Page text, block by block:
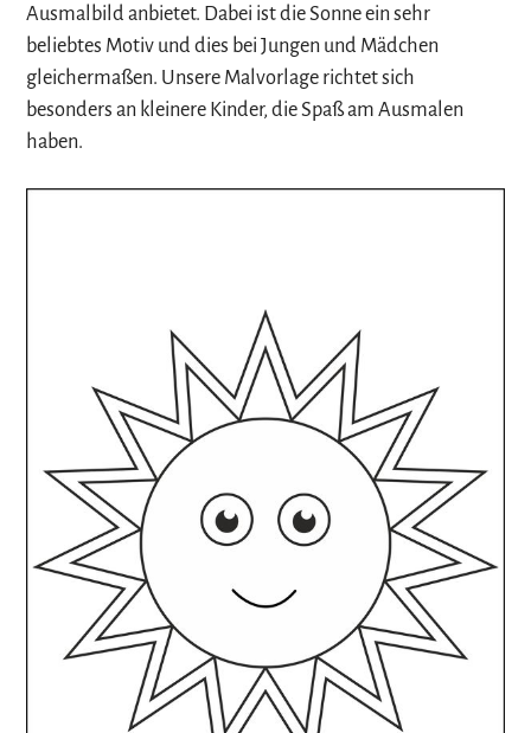
Ausmalbild anbietet. Dabei ist die Sonne ein sehr
beliebtes Motiv und dies bei Jungen und Mädchen
gleichermaßen. Unsere Malvorlage richtet sich
besonders an kleinere Kinder, die Spaß am Ausmalen
haben.